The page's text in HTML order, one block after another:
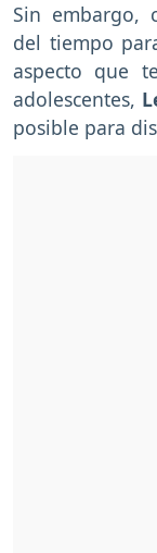
Sin embargo,
del tiempo
aspecto que
adolescentes,
posible para